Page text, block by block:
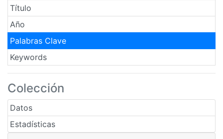
Título
Año
Palabras Clave
Keywords
Colección
Datos
Estadísticas